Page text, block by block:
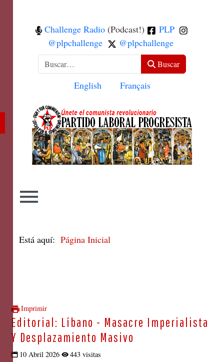
Challenge Radio (Podcast!)
PLP
@plpchallenge
@plpchallenge
Buscar Buscar
Seleccione su idioma
English Français
Está aquí:Página Inicial
Imprimir
Editorial: Líbano - Masacre Imperialista
Y Desplazamiento Masivo
10 Abril 2026 443 visitas